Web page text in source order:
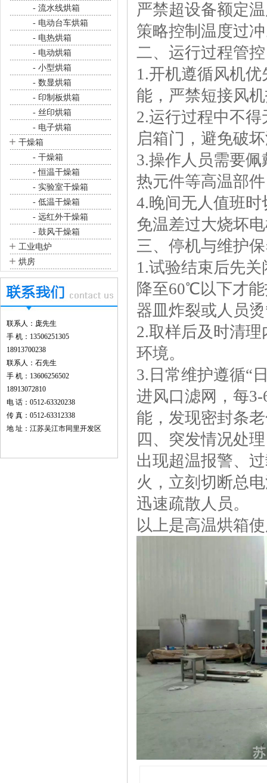
- 流水线烘箱
- 电动台车烘箱
- 电热烘箱
- 电动烘箱
- 小型烘箱
- 数显烘箱
- 印制板烘箱
- 丝印烘箱
- 电子烘箱
+ 干燥箱
- 干燥箱
- 恒温干燥箱
- 实验室干燥箱
- 低温干燥箱
- 远红外干燥箱
- 鼓风干燥箱
+ 工业电炉
+ 烘房
联系人：庞先生
手 机：13506251305
18913700238
联系人：石先生
手 机：13606256502
18913072810
电 话：0512-63320238
传 真：0512-63312338
地 址：江苏吴江市同里开发区
严禁超设备额定
策略控制温度过
二、运行过程管控
1.开机遵循风机
能，严禁短接风
2.运行过程中不
启箱门，避免破
3.操作人员需要
热元件等高温部
4.晚间无人值班
免温差过大烧坏
三、停机与维护
1.试验结束后先
降至60℃以下‌才
器皿炸裂或人员
2.取样后及时清
环境。
3.日常维护遵循“
进风口滤网，每
能，发现密封条
四、突发情况处理
出现超温报警、
火，立刻切断总
迅速疏散人员。
以上是高温烘箱